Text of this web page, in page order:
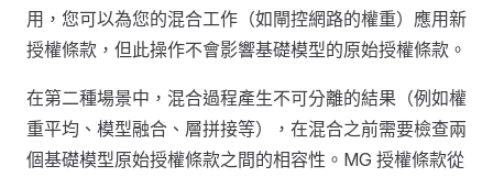
用，您可以為您的混合工作（如閘控網路的權重）應用新
授權條款，但此操作不會影響基礎模型的原始授權條款。
在第二種場景中，混合過程產生不可分離的結果（例如權
重平均、模型融合、層拼接等），在混合之前需要檢查兩
個基礎模型原始授權條款之間的相容性。MG 授權條款從